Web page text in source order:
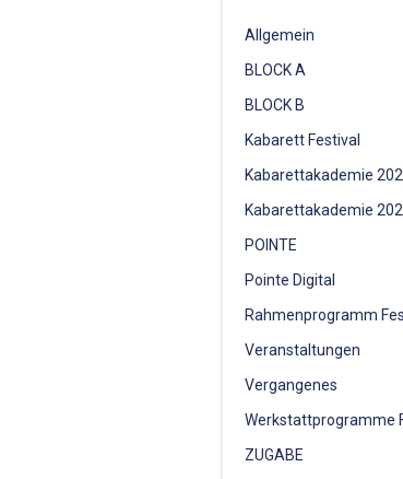
Allgemein
BLOCK A
BLOCK B
Kabarett Festival
Kabarettakademie
Kabarettakademie
POINTE
Pointe Digital
Rahmenprogramm
Veranstaltungen
Vergangenes
Werkstattprogramme
ZUGABE